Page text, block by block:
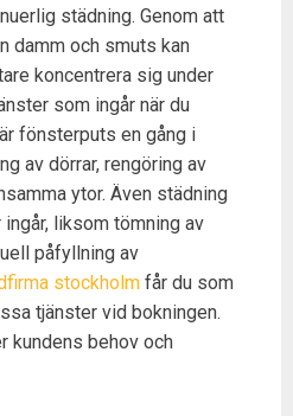
städning. Genom att
damm och smuts kan
koncentrera sig under
som ingår när du
fönsterputs en gång i
av dörrar, rengöring av
ytor. Även städning
liksom tömning av
påfyllning av
stockholm får du som
tjänster vid bokningen.
kundens behov och